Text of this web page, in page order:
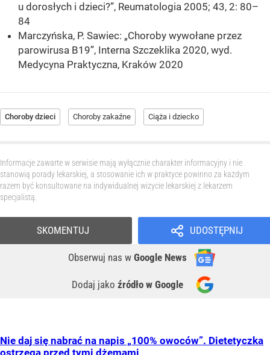
u dorosłych i dzieci?”, Reumatologia 2005; 43, 2: 80–
84
Marczyńska, P. Sawiec: „Choroby wywołane przez
parowirusa B19”, Interna Szczeklika 2020, wyd.
Medycyna Praktyczna, Kraków 2020
Choroby dzieci Choroby zakaźne Ciąża i dziecko
Informacje zawarte w serwisie mają wyłącznie charakter informacyjny i nie
stanowią porady lekarskiej, a stosowanie ich w praktyce powinno za każdym
razem być konsultowane na indywidualnej wizycie lekarskiej z lekarzem
specjalistą.
UDOSTĘPNIJ
Obserwuj nas w Google News
Dodaj jako źródło w Google
SKOMENTUJ
Nie daj się nabrać na napis „100% owoców”. Dietetyczka